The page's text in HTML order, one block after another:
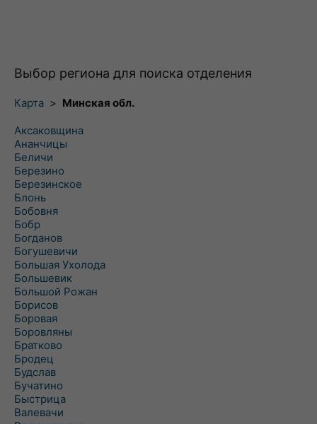
Выбор региона для поиска отделения
Карта > Минская обл.
Аксаковщина
Ананчицы
Беличи
Березино
Березинское
Блонь
Бобовня
Бобр
Богданов
Богушевичи
Большая Ухолода
Большевик
Большой Рожан
Борисов
Боровая
Боровляны
Братково
Бродец
Будслав
Бучатино
Быстрица
Валевачи